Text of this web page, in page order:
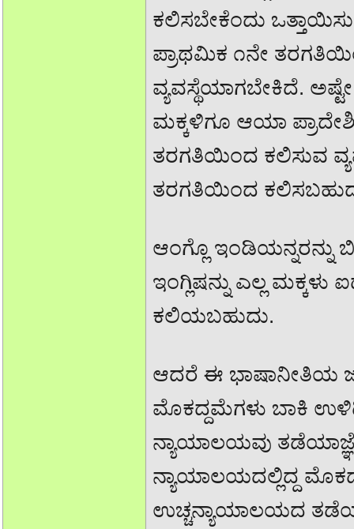
ಕಲಿಸಬೇಕೆಂದು
ಪ್ರಾಥಮಿಕ ೧ನೇ
ವ್ಯವಸ್ಥೆಯಾಗಬೇಕಿದೆ.
ಮಕ್ಕಳಿಗೂ ಆಯಾ
ತರಗತಿಯಿಂದ ಕಲಿಸುವ
ತರಗತಿಯಿಂದ
ಆಂಗ್ಲೊ ಇಂಡಿಯನ್ನರನ್ನು
ಇಂಗ್ಲಿಷನ್ನು ಎಲ್ಲ
ಕಲಿಯಬಹುದು.
ಆದರೆ ಈ ಭಾಷಾನೀತಿಯ
ಮೊಕದ್ದಮೆಗಳು ಬಾಕಿ
ನ್ಯಾಯಾಲಯವು
ನ್ಯಾಯಾಲಯದಲ್ಲಿದ್ದ
ಉಚ್ಚನ್ಯಾಯಾಲಯದ